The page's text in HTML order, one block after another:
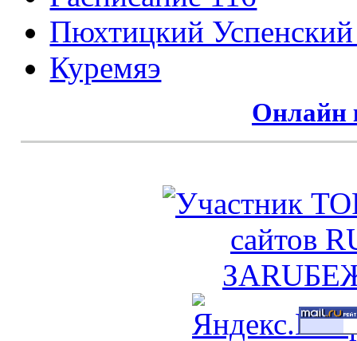
Пюхтицкий
Куремяэ
Онлайн